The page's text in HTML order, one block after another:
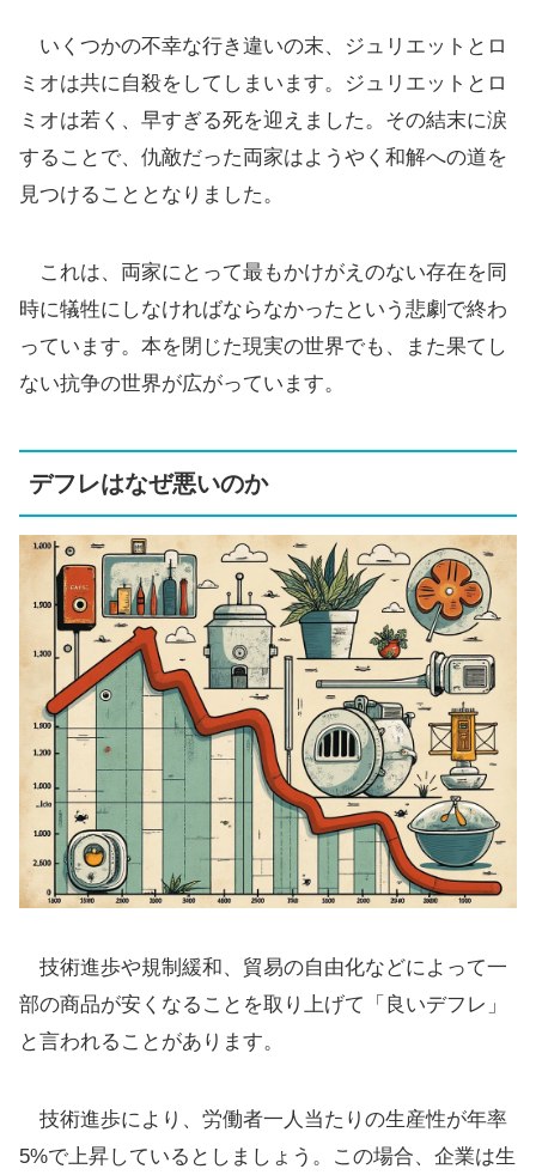
いくつかの不幸な行き違いの末、ジュリエットとロ
ミオは共に自殺をしてしまいます。ジュリエットとロ
ミオは若く、早すぎる死を迎えました。その結末に涙
することで、仇敵だった両家はようやく和解への道を
見つけることとなりました。
これは、両家にとって最もかけがえのない存在を同
時に犠牲にしなければならなかったという悲劇で終わ
っています。本を閉じた現実の世界でも、また果てし
ない抗争の世界が広がっています。
デフレはなぜ悪いのか
技術進歩や規制緩和、貿易の自由化などによって一
部の商品が安くなることを取り上げて「良いデフレ」
と言われることがあります。
技術進歩により、労働者一人当たりの生産性が年率
5%で上昇しているとしましょう。この場合、企業は生